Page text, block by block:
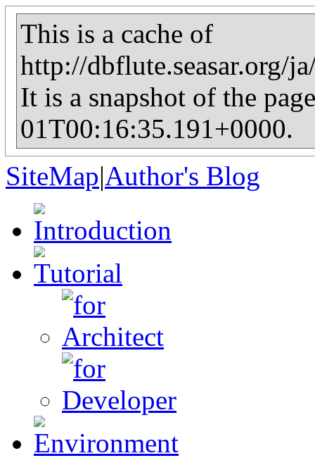
This is a cache of
http://dbflute.seasar.org/
It is a snapshot of the
01T00:16:35.191+0000.
SiteMap|Author's Blog